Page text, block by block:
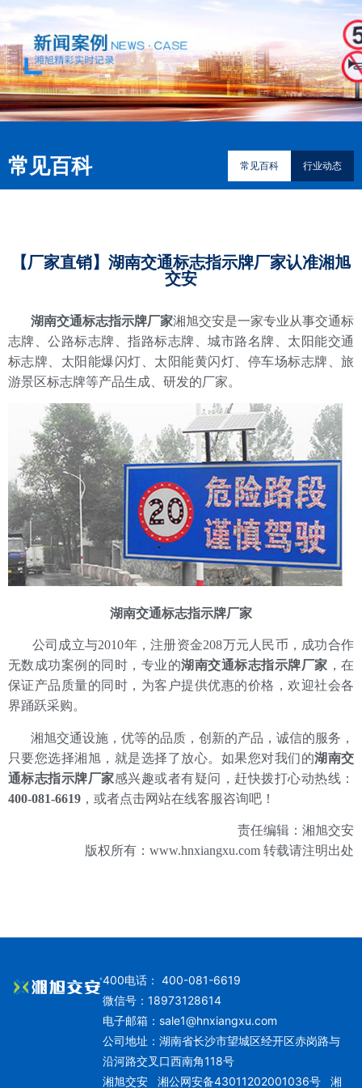
常见百科 常见百科 行业动态
【厂家直销】湖南交通标志指示牌厂家认准湘旭
交安
湖南交通标志指示牌厂家湘旭交安是一家专业从事交通标
志牌、公路标志牌、指路标志牌、城市路名牌、太阳能交通
标志牌、太阳能爆闪灯、太阳能黄闪灯、停车场标志牌、旅
游景区标志牌等产品生成、研发的厂家。
湖南交通标志指示牌厂家
公司成立与2010年，注册资金208万元人民币，成功合作
无数成功案例的同时，专业的湖南交通标志指示牌厂家 ，在
保证产品质量的同时，为客户提供优惠的价格，欢迎社会各
界踊跃采购。
湘旭交通设施，优等的品质，创新的产品，诚信的服务，
只要您选择湘旭，就是选择了放心。如果您对我们的湖南交
通标志指示牌厂家感兴趣或者有疑问，赶快拨打心动热线：
400-081-6619 ，或者点击网站在线客服咨询吧！
责任编辑：湘旭交安
版权所有：www.hnxiangxu.com 转载请注明出处
400电话： 400-081-6619
微信号：18973128614
电子邮箱： sale1@hnxiangxu.com
公司地址：湖南省长沙市望城区经开区赤岗路与
沿河路交叉口西南角118号
湘旭交安湘公网安备43011202001036号 湘